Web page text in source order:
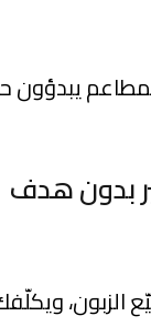
يبدؤون
الزبون،